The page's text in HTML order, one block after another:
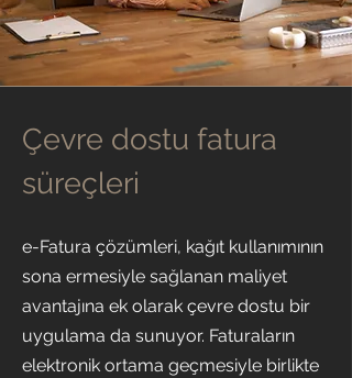
Çevre dostu fatura
süreçleri
e-Fatura çözümleri, kağıt kullanımının
sona ermesiyle sağlanan maliyet
avantajına ek olarak çevre dostu bir
uygulama da sunuyor. Faturaların
elektronik ortama geçmesiyle birlikte